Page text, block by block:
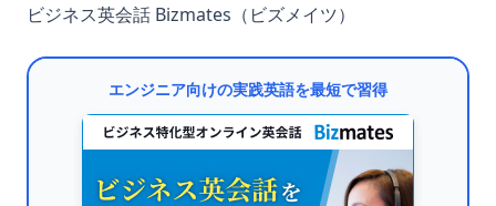
ビジネス英会話 Bizmates（ビズメイツ）
エンジニア向けの実践英語を最短で習得